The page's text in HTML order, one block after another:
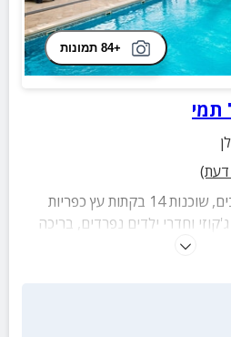
+84 תמונות
תמי
דעת)
בין הרי הגולן המרהיבים, שוכנות 14 בקתות עץ כפריות
וחדרי ילדים נפרדים, בריכה
במתחם, חדר אוכל ועוד.